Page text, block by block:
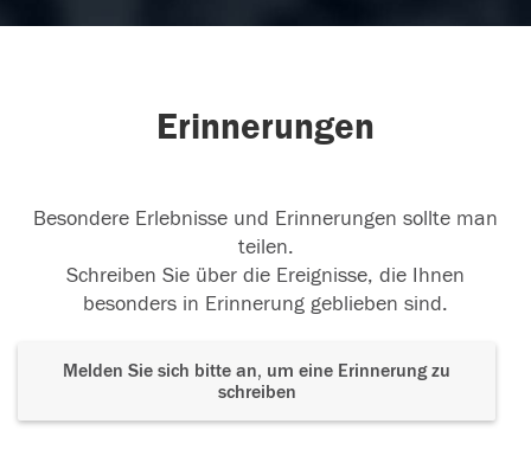
Erinnerungen
Besondere Erlebnisse und Erinnerungen sollte man
teilen.
Schreiben Sie über die Ereignisse, die Ihnen
besonders in Erinnerung geblieben sind.
Melden Sie sich bitte an, um eine Erinnerung zu
schreiben